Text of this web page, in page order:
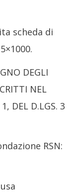
scheda di
DEGLI
NEL
DEL D.LGS. 3
RSN: